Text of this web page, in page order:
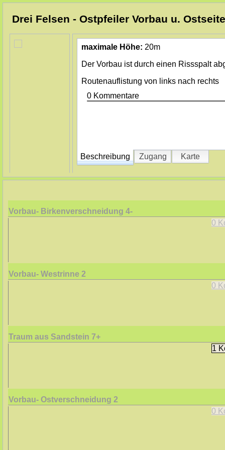
Drei Felsen - Ostpfeiler Vorbau u. Ostseite
Beschreibung Zugang Karte
maximale Höhe: 20m
Der Vorbau ist durch einen Rissspalt
Routenauflistung von links nach rechts
0 Kommentare
Vorbau- Birkenverschneidung 4-
0
Vorbau- Westrinne 2
0
Traum aus Sandstein 7+
1
Vorbau- Ostverschneidung 2
0